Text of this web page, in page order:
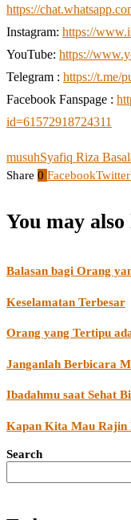
https://
Instagram: https://
YouTube: https://
Telegram : https://t.me/
Facebook Fanspage :
id=61572918724311
musuhSyafiq Riza
Share 0 FacebookTwitter
You may also
Balasan bagi Orang
Keselamatan Terbesar
Orang yang Tertipu
Janganlah Berbicara
Ibadahmu saat Sehat
Kapan Kita Mau Rajin
Search